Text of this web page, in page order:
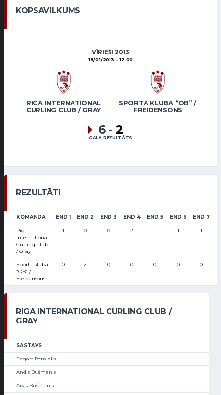
KOPSAVILKUMS
VĪRIEŠI 2013
19/01/2013 12:00
RIGA INTERNATIONAL
CURLING CLUB / GRAY
SPORTA KLUBA “OB” /
FREIDENSONS
6 - 2
GALA REZULTĀTS
REZULTĀTI
KOMANDA END 1 END 2 END 3 END 4 END 5 END 6 END 7
Riga
International
Curling Club
/ Gray
1 0 0 2 1 1 1
Sporta kluba
“OB” /
Freidensons
0 2 0 0 0 0 0
RIGA INTERNATIONAL CURLING CLUB /
GRAY
SASTĀVS
Edgars Ratnieks
Andis Bušmanis
Arvis Bušmanis